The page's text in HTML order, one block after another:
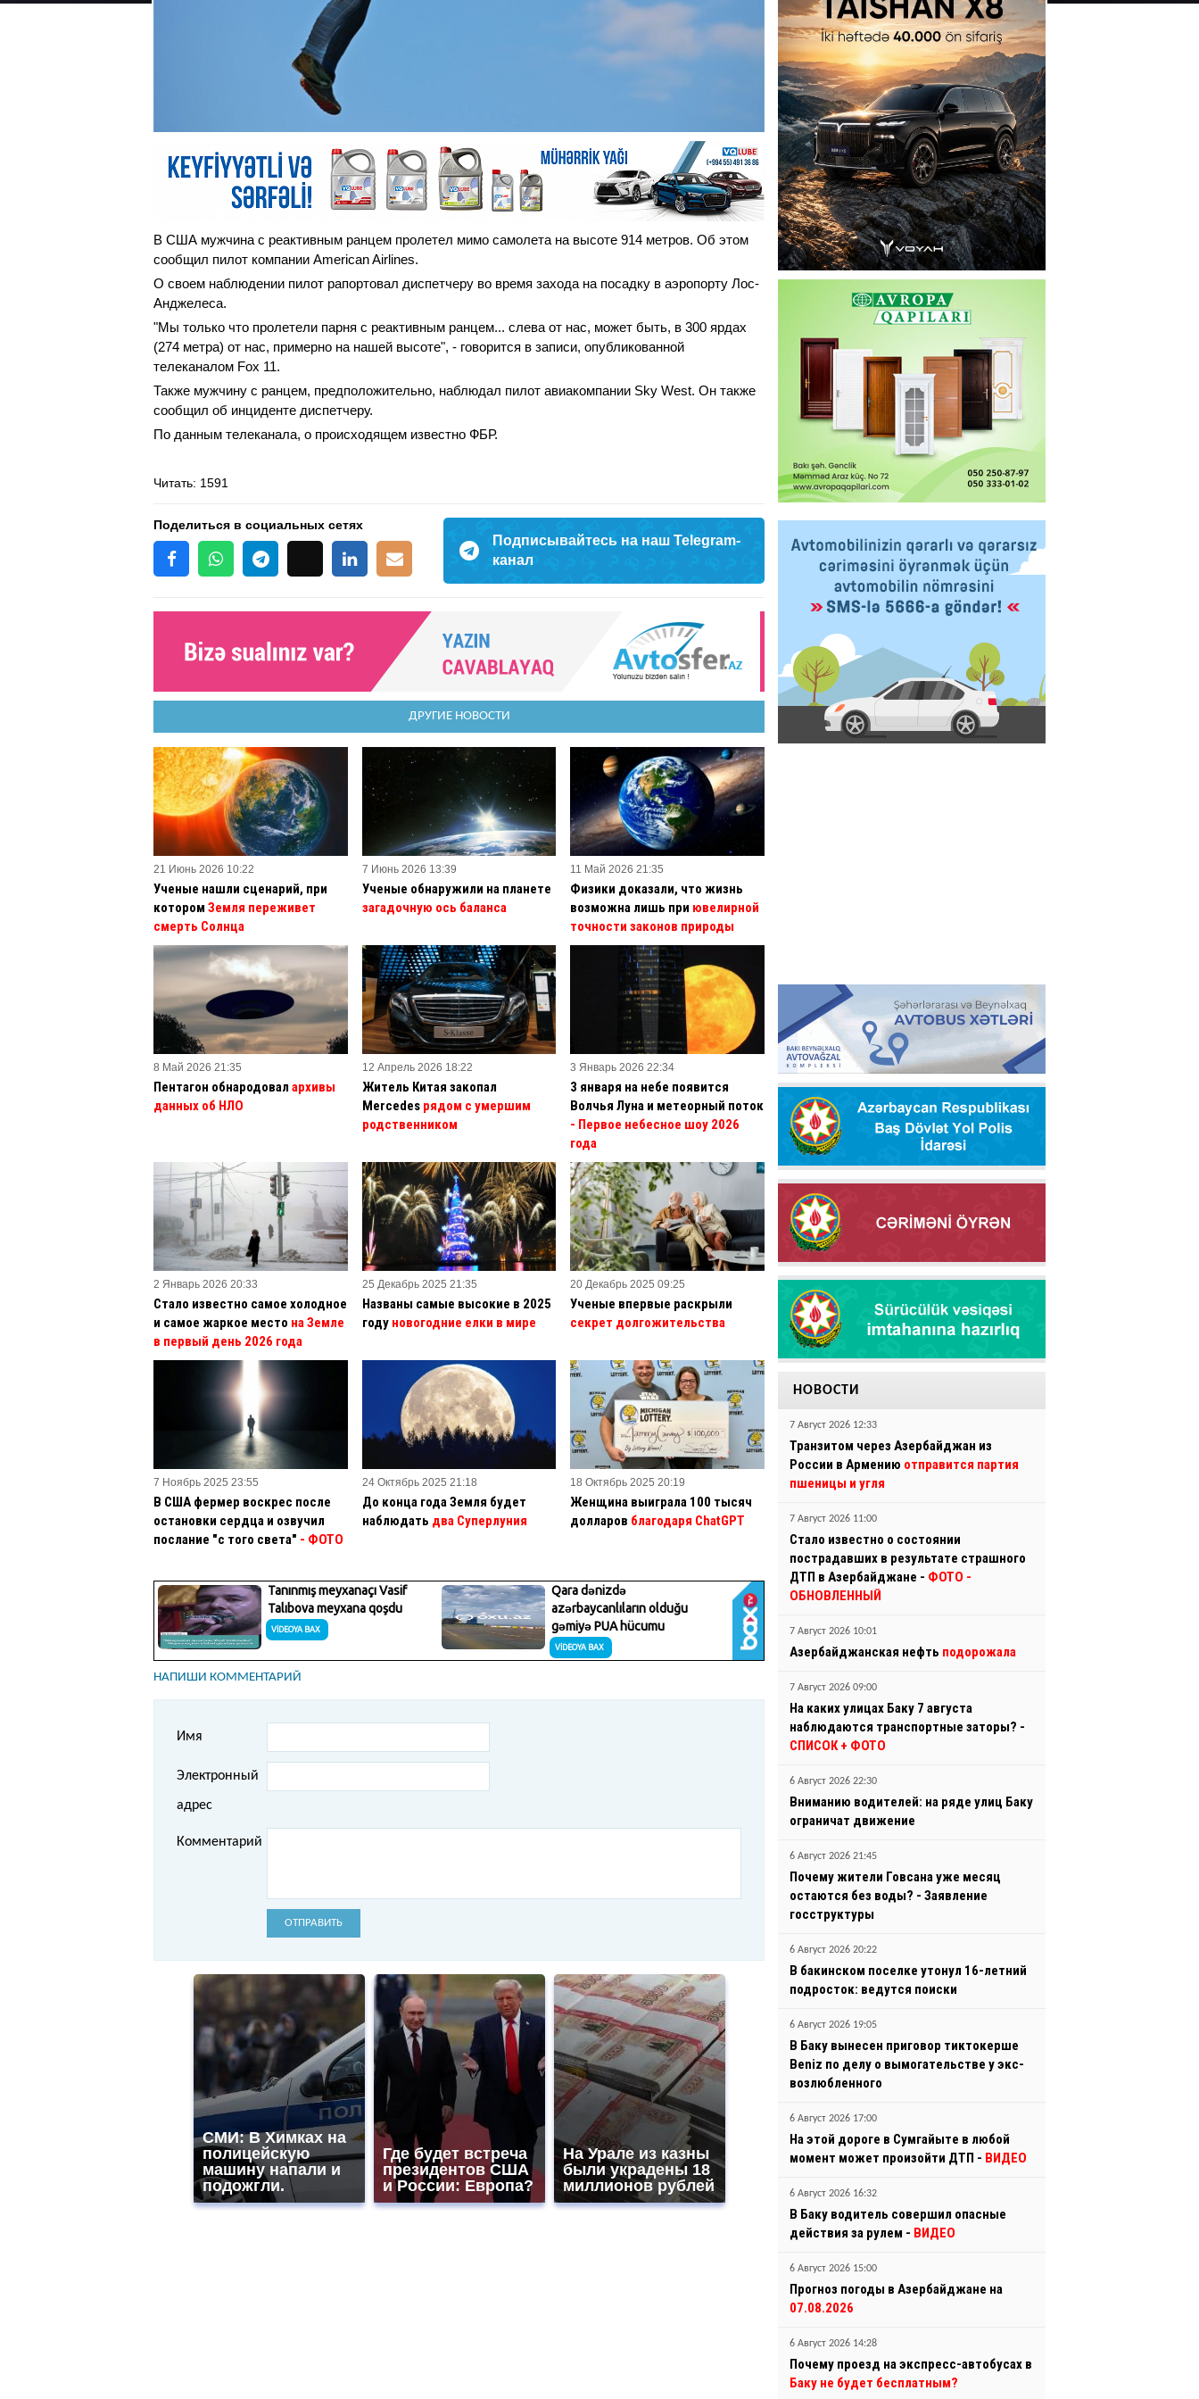
В США мужчина с реактивным ранцем пролетел мимо самолета на высоте 914 метров. Об этом
сообщил пилот компании American Airlines.
О своем наблюдении пилот рапортовал диспетчеру во время захода на посадку в аэропорту Лос-
Анджелеса.
"Мы только что пролетели парня с реактивным ранцем... слева от нас, может быть, в 300 ярдах
(274 метра) от нас, примерно на нашей высоте", - говорится в записи, опубликованной
телеканалом Fox 11.
Также мужчину с ранцем, предположительно, наблюдал пилот авиакомпании Sky West. Он также
сообщил об инциденте диспетчеру.
По данным телеканала, о происходящем известно ФБР.
Читать: 1591
Поделиться в социальных сетях
Подписывайтесь на наш Telegram-
канал
ДРУГИЕ НОВОСТИ
21 Июнь 2026 10:22
Ученые нашли сценарий, при
котором Земля переживет
смерть Солнца
7 Июнь 2026 13:39
Ученые обнаружили на планете
загадочную ось баланса
11 Май 2026 21:35
Физики доказали, что жизнь
возможна лишь при ювелирной
точности законов природы
8 Май 2026 21:35
Пентагон обнародовал архивы
данных об НЛО
12 Апрель 2026 18:22
Житель Китая закопал
Mercedesрядом с умершим
родственником
3 Январь 2026 22:34
3 января на небе появится
Волчья Луна и метеорный поток
- Первое небесное шоу 2026
года
2 Январь 2026 20:33
Стало известно самое холодное
и самое жаркое место на Земле
в первый день 2026 года
25 Декабрь 2025 21:35
Названы самые высокие в 2025
годуновогодние елки в мире
20 Декабрь 2025 09:25
Ученые впервые раскрыли
секрет долгожительства
7 Ноябрь 2025 23:55
В США фермер воскрес после
остановки сердца и озвучил
послание "с того света" - ФОТО
24 Октябрь 2025 21:18
До конца года Земля будет
наблюдать два Суперлуния
18 Октябрь 2025 20:19
Женщина выиграла 100 тысяч
долларов благодаря ChatGPT
НАПИШИ КОММЕНТАРИЙ
Имя
Электронный
адрес
Комментарий
ОТПРАВИТЬ
СМИ: В Химках на
полицейскую
машину напали и
подожгли.
Где будет встреча
президентов США
и России: Европа?
На Урале из казны
были украдены 18
миллионов рублей
НОВОСТИ
7 Август 2026 12:33
Транзитом через Азербайджан из
России в Армению отправится партия
пшеницы и угля
7 Август 2026 11:00
Стало известно о состоянии
пострадавших в результате страшного
ДТП в Азербайджане - ФОТО -
ОБНОВЛЕННЫЙ
7 Август 2026 10:01
Азербайджанская нефть подорожала
7 Август 2026 09:00
На каких улицах Баку 7 августа
наблюдаются транспортные заторы? -
СПИСОК + ФОТО
6 Август 2026 22:30
Вниманию водителей: на ряде улиц Баку
ограничат движение
6 Август 2026 21:45
Почему жители Говсана уже месяц
остаются без воды? - Заявление
госструктуры
6 Август 2026 20:22
В бакинском поселке утонул 16-летний
подросток: ведутся поиски
6 Август 2026 19:05
В Баку вынесен приговор тиктокерше
Beniz по делу о вымогательстве у экс-
возлюбленного
6 Август 2026 17:00
На этой дороге в Сумгайыте в любой
момент может произойти ДТП - ВИДЕО
6 Август 2026 16:32
В Баку водитель совершил опасные
действия за рулем - ВИДЕО
6 Август 2026 15:00
Прогноз погоды в Азербайджане на
07.08.2026
6 Август 2026 14:28
Почему проезд на экспресс-автобусах в
Баку не будет бесплатным?